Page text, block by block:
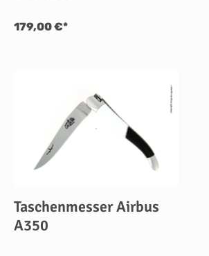
179,00 €*
Taschenmesser Airbus
A350